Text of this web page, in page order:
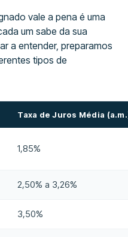
vale a pena é uma
um sabe da sua
a entender, preparamos
tipos de
Taxa de Juros Média
1,85%
2,50% a 3,26%
3,50%